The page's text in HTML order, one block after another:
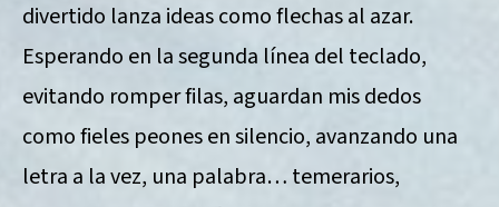
divertido lanza ideas como flechas al azar.
Esperando en la segunda línea del teclado,
evitando romper filas, aguardan mis dedos
como fieles peones en silencio, avanzando una
letra a la vez, una palabra… temerarios,